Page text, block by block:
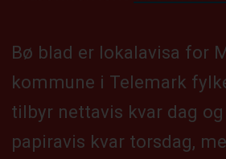
Bø blad er lokalavisa for
kommune i Telemark
tilbyr nettavis kvar dag
papiravis kvar torsdag,